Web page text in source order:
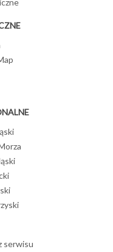
serwisu